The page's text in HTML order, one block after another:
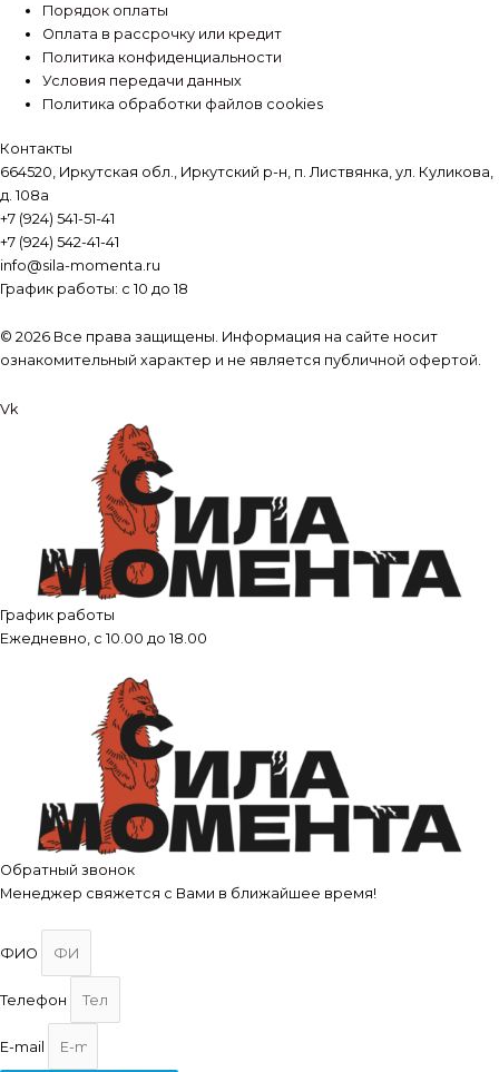
Порядок оплаты
Оплата в рассрочку или кредит
Политика конфиденциальности
Условия передачи данных
Политика обработки файлов cookies
Контакты
664520, Иркутская обл., Иркутский р-н, п. Листвянка, ул. Куликова,
д. 108а
+7 (924) 541-51-41
+7 (924) 542-41-41
info@sila-momenta.ru
График работы: с 10 до 18
© 2026 Все права защищены. Информация на сайте носит
ознакомительный характер и не является публичной офертой.
Vk
График работы
Ежедневно, с 10.00 до 18.00
Обратный звонок
Менеджер свяжется с Вами в ближайшее время!
ФИО
Телефон
E-mail